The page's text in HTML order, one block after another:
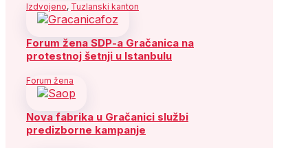
Izdvojeno, Tuzlanski kanton
Forum žena SDP-a Gračanica na
protestnoj šetnji u Istanbulu
Forum žena
Nova fabrika u Gračanici službi
predizborne kampanje